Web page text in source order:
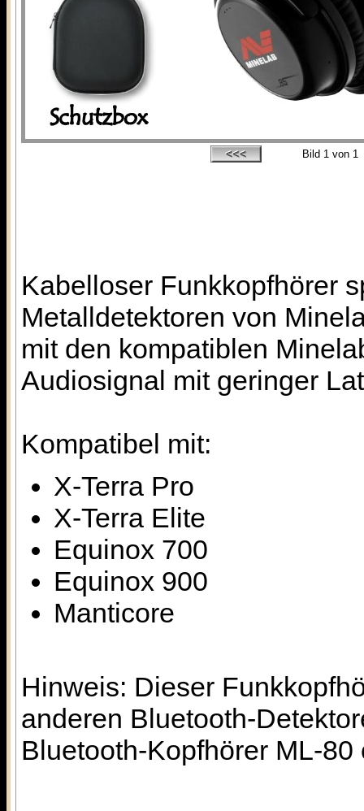
Bild 1von 1
Kabelloser Funkkopfhörer
Metalldetektoren von
mit den kompatiblen
Audiosignal mit geringer
Kompatibel mit:
X-Terra Pro
X-Terra Elite
Equinox 700
Equinox 900
Manticore
Hinweis: Dieser
anderen Bluetooth-
Bluetooth-Kopfhörer ML-80